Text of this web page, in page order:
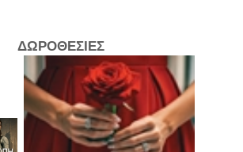
ΔΩΡΟΘΕΣΙΕΣ